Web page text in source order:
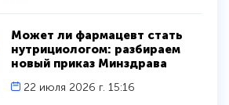
Может ли фармацевт стать
нутрициологом: разбираем
новый приказ Минздрава
22 июля 2026 г. 15:16